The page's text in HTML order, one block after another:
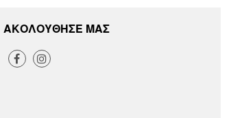
ΑΚΟΛΟΥΘΗΣΕ ΜΑΣ